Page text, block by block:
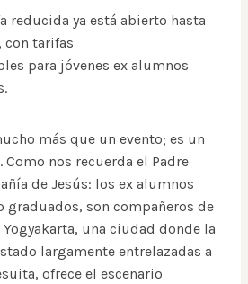
reducida ya está abierto hasta
con tarifas
para jóvenes ex alumnos
más que un evento; es un
nos recuerda el Padre
de Jesús: los ex alumnos
graduados, son compañeros de
una ciudad donde la
largamente entrelazadas a
ofrece el escenario